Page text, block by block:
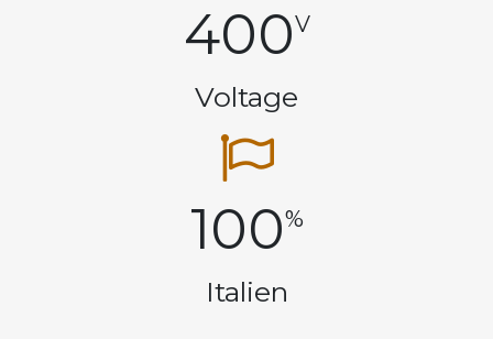
400V
Voltage
100%
Italien